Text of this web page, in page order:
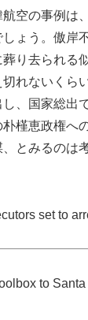
空の事例は
ょう。傲岸
り去られる
れないくら
、国家総出
槿恵政権へ
とみるのは
set to
to Santa